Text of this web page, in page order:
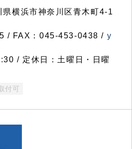
横浜市神奈川区青木町4-1
/ FAX：045-453-0438 / y
/ 定休日：土曜日・日曜
付可